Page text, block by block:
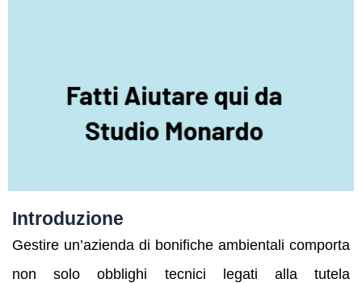
Introduzione
Gestire un’azienda di bonifiche ambientali comporta
non solo obblighi tecnici legati alla tutela